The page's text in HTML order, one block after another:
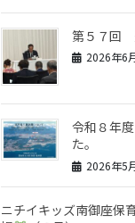
第５７回
2026年6
令和８年
た。
2026年5
ニチイキッズ南御座